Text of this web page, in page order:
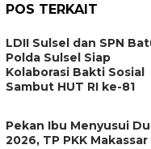
POS TERKAIT
LDII Sulsel dan SPN
Polda Sulsel Siap
Kolaborasi Bakti Sosial
Sambut HUT RI ke-81
Pekan Ibu Menyusui
2026, TP PKK Makassar